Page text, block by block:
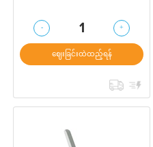
- 1
+
ဈေးခြင်းထဲထည့်ရန်